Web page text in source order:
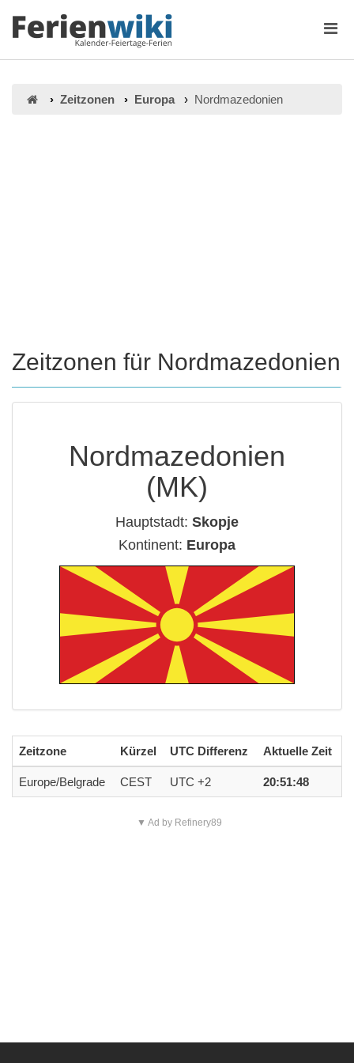
Zeitzonen Europa Nordmazedonien
Zeitzonen für Nordmazedonien
Nordmazedonien
(MK)
Hauptstadt: Skopje
Kontinent: Europa
Zeitzone Kürzel UTC Differenz Aktuelle Zeit
Europe/Belgrade CEST UTC +2 20:51:48
▼ Ad by Refinery89